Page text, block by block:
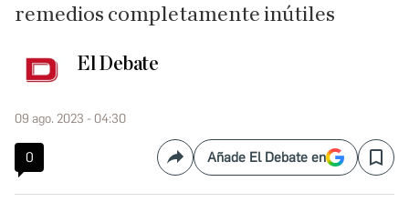
remedios completamente inútiles
El Debate
09 ago. 2023 - 04:30
0 CompartirAñade El Debate en Save